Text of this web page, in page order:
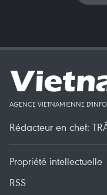
AGENCE VIETNAMIENNE
Rédacteur en chef:
Propriété intellectuelle
RSS